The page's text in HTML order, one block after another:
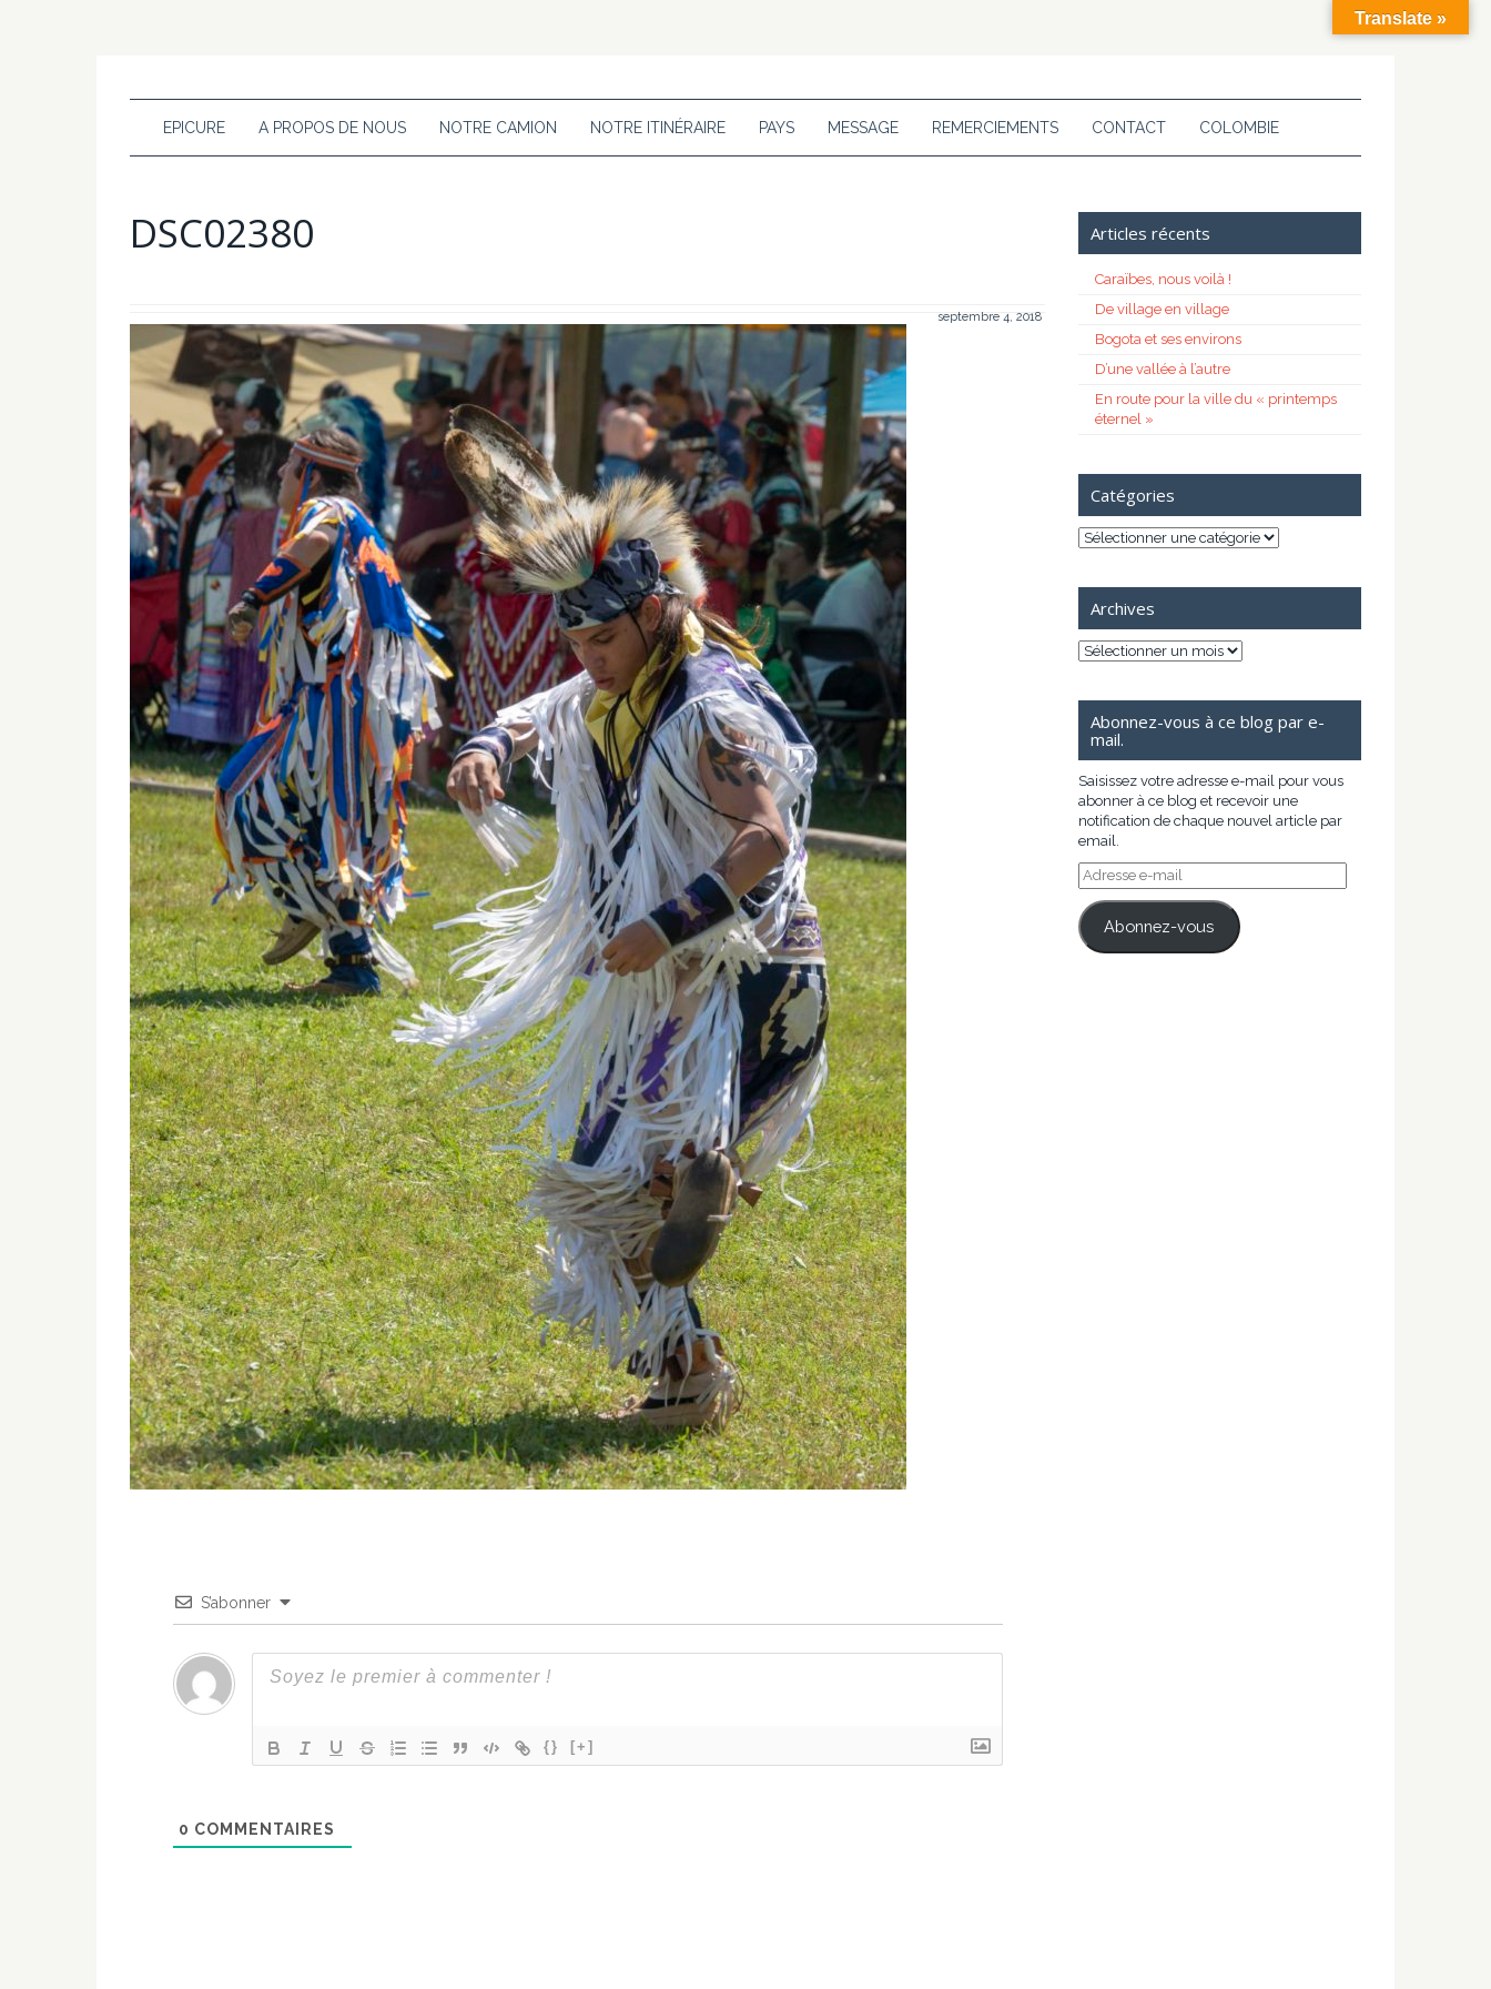
EPICURE A PROPOS DE NOUS NOTRE CAMION NOTRE ITINÉRAIRE PAYS MESSAGE REMERCIEMENTS CONTACT COLOMBIE
DSC02380
septembre 4, 2018
S’abonner
{} [+]
0 COMMENTAIRES
Articles récents
Caraïbes, nous voilà !
De village en village
Bogota et ses environs
D’une vallée à l’autre
En route pour la ville du « printemps
éternel »
Catégories
Catégories
Archives
Archives
Abonnez-vous à ce blog par e-
mail.
Saisissez votre adresse e-mail pour vous
abonner à ce blog et recevoir une
notification de chaque nouvel article par
email.
Adresse
e-
mail
Abonnez-vous
Translate »